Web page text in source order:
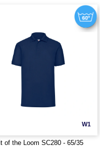
W1
of the Loom SC280 - 65/35